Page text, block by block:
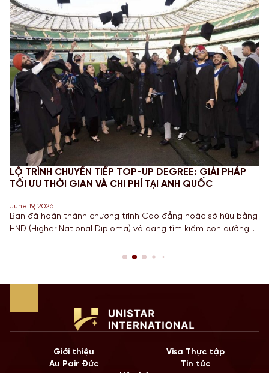
LỘ TRÌNH CHUYỂN TIẾP TOP-UP DEGREE: GIẢI PHÁP
TỐI ƯU THỜI GIAN VÀ CHI PHÍ TẠI ANH QUỐC
June 19, 2026
Bạn đã hoàn thành chương trình Cao đẳng hoặc sở hữu bằng
HND (Higher National Diploma) và đang tìm kiếm con đường
Quốc gia có nền giáo dục hàng đầu? Lộ trình chuyển tiếp
Giới thiệu
Visa Thực tập
Au Pair Đức
Tin tức